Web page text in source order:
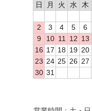
日
月 火 水 木
2
3 4 5 6
9
10 11 12 13
16 17 18 19 20
23 24 25 26 27
30 31